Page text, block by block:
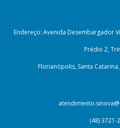
Endereço: Avenida Desembargador
Prédio 2,
Florianópolis, Santa
(48) 3721-